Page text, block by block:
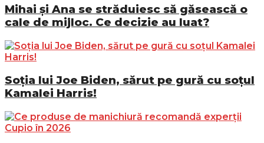
Mihai și Ana se străduiesc să găsească o
cale de mijloc. Ce decizie au luat?
Soția lui Joe Biden, sărut pe gură cu soțul
Kamalei Harris!